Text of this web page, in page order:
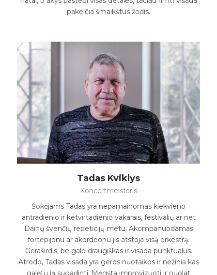
pakeičia šmaikštus žodis.
Tadas Kviklys
Koncertmeisteris
Šokėjams Tadas yra nepamainomas kiekvieno
antradienio ir ketvirtadienio vakarais, festivalių ar net
Dainų švenčių repeticijų metu. Akompanuodamas
fortepijonu ar akordeonu jis atstoja visą orkestrą.
Geraširdis, be galo draugiškas ir visada punktualus.
Atrodo, Tadas visada yra geros nuotaikos ir nežinia kas
galėtų ją sugadinti. Mėgsta improvizuoti ir nuolat